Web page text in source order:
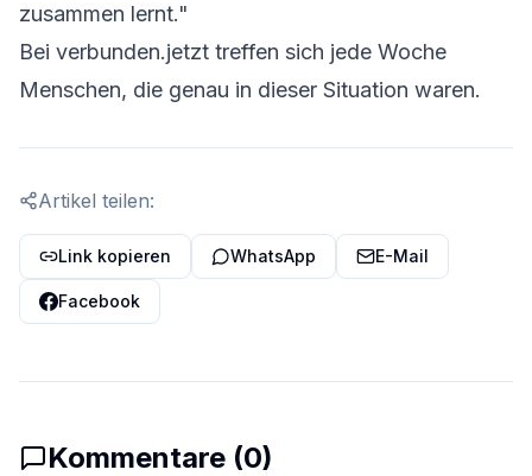
zusammen lernt."
Bei verbunden.jetzt treffen sich jede Woche
Menschen, die genau in dieser Situation waren.
Artikel teilen:
Link kopieren WhatsApp E-Mail
Facebook
Kommentare (0)